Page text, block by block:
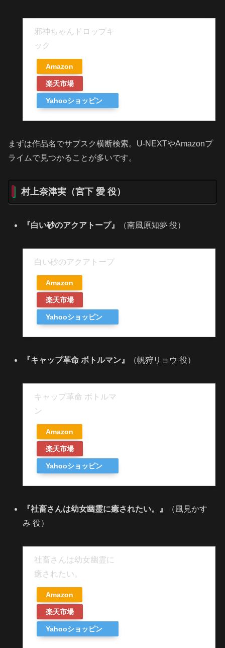
邪神ちゃんドロップキ
ック
Amazon
楽天市場
Yahooショッピン
まずは作品名でサブスク横断検索。U-NEXTやAmazonプ
ライムで見つかることが多いです。
村上奈津実（宮下 愛 役）
『白い砂のアクアトープ』 （南風原知夢 役）
白い砂のアクアトープ
Amazon
楽天市場
Yahooショッピン
『キャップ革命 ボトルマン』 （帆狩リョウ 役）
キャップ革命 ボトルマ
ン
Amazon
楽天市場
Yahooショッピン
『社畜さんは幼女幽霊に癒されたい。』
（風見かす
み 役）
社畜さんは幼女幽霊に
癒されたい。
Amazon
楽天市場
Yahooショッピン